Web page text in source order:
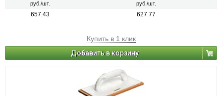
руб./шт. руб./шт.
657.43 627.77
Купить в 1 клик
Добавить в корзину